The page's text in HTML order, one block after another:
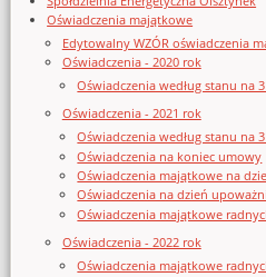
Oświadczenia majątkowe
Edytowalny WZÓR oświadczenia
Oświadczenia - 2020 rok
Oświadczenia według stanu na
Oświadczenia - 2021 rok
Oświadczenia według stanu na
Oświadczenia na koniec umowy
Oświadczenia majątkowe na
Oświadczenia na dzień
Oświadczenia majątkowe
Oświadczenia - 2022 rok
Oświadczenia majątkowe